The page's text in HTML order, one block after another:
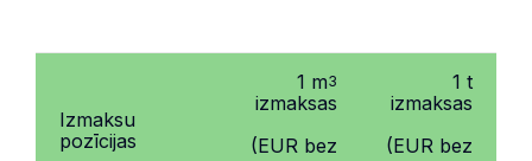
Izmaksu
pozīcijas
1 m3
izmaksas
(EUR bez
1 t
izmaksas
(EUR bez